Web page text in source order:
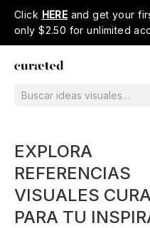
Click HERE and get your
only $2.50 for unlimited
EXPLORA
REFERENCIAS
VISUALES
PARA TU